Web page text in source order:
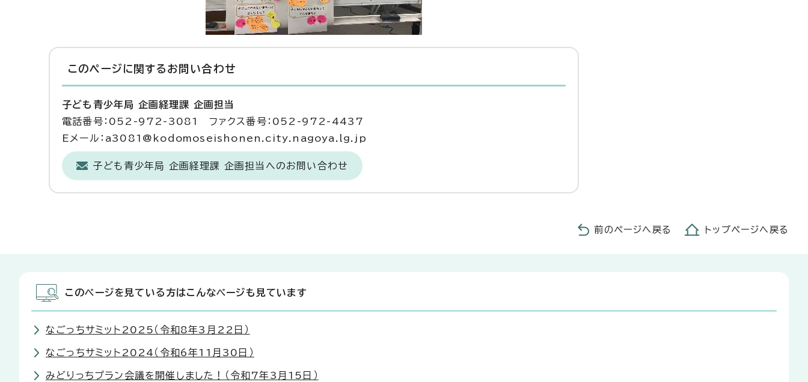
このページに関する お問い合わせ
子ども青少年局 企画経理課 企画担当
電話番号：052-972-3081 ファクス番号：052-972-4437
Eメール：a3081@kodomoseishonen.city.nagoya.lg.jp
子ども青少年局 企画経理課 企画担当へのお問い合わせ
前のページへ戻る トップページへ戻る
このページを見ている方はこんなページも見ています
なごっちサミット2025（令和8年3月22日）
なごっちサミット2024（令和6年11月30日）
みどりっちプラン会議を開催しました！（令和7年3月15日）